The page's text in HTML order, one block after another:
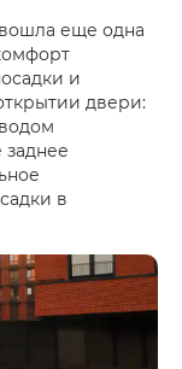
еще одна
и
двери:
заднее
в